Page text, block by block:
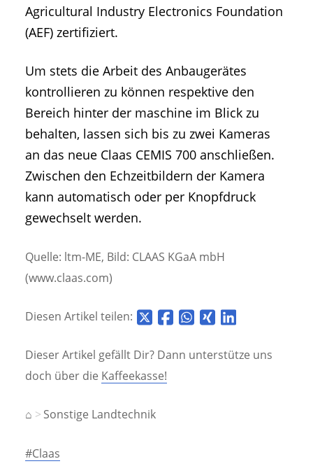
Agricultural Industry Electronics Foundation
(AEF) zertifiziert.
Um stets die Arbeit des Anbaugerätes
kontrollieren zu können respektive den
Bereich hinter der maschine im Blick zu
behalten, lassen sich bis zu zwei Kameras
an das neue Claas CEMIS 700 anschließen.
Zwischen den Echzeitbildern der Kamera
kann automatisch oder per Knopfdruck
gewechselt werden.
Quelle: ltm-ME, Bild: CLAAS KGaA mbH
(www.claas.com)
Diesen Artikel teilen:
Dieser Artikel gefällt Dir? Dann unterstütze uns
doch über die Kaffeekasse!
⌂ Sonstige Landtechnik
#Claas